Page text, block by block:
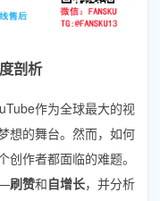
剖析
作为全球最大的视
想的舞台。然而，如何
作者都面临的难题。
刷赞和自增长，并分析